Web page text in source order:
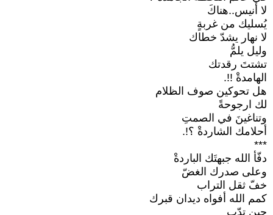
لا أنيس..هناكَ
يُسليك من غربةٍ
لا نهار يشدّ خطاك
وليل يلمُّ
تشتتَ رقدتك
الهامدةْ !!.
هل تحوكين صوف الظلام
لك ارجوحةً
وتناغينَ في الصمتِ
أحلامك الشاردةْ ؟!.
***
دفّأ الله جبهتَك الباردةْ
وعلى صدرك الغضّ
خفّ ثقل التراب
كمم الله أفواه ديدان قبرك
حين تدّب